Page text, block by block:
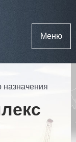
Меню
назначения